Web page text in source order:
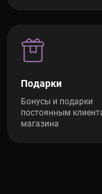
Подарки
Бонусы и подарки
постоянным
магазина